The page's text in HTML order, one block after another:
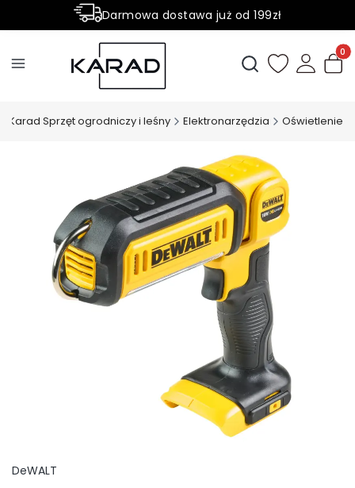
Darmowa dostawa już od 199zł
Rabaty -50% na wybrane produkty
Otwórz
Karad Sprzęt ogrodniczy i leśny Elektronarzędzia Oświetlenie
DeWALT